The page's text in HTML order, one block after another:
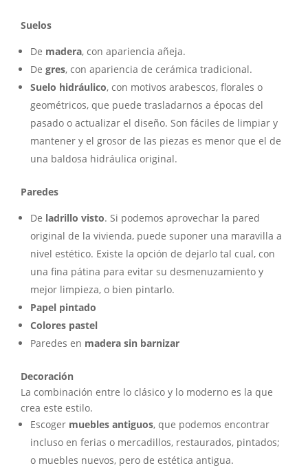
Suelos
De madera, con apariencia añeja.
De gres, con apariencia de cerámica tradicional.
Suelo hidráulico, con motivos arabescos, florales o
geométricos, que puede trasladarnos a épocas del
pasado o actualizar el diseño. Son fáciles de limpiar y
mantener y el grosor de las piezas es menor que el de
una baldosa hidráulica original.
Paredes
De ladrillo visto. Si podemos aprovechar la pared
original de la vivienda, puede suponer una maravilla a
nivel estético. Existe la opción de dejarlo tal cual, con
una fina pátina para evitar su desmenuzamiento y
mejor limpieza, o bien pintarlo.
Papel pintado
Colores pastel
Paredes en madera sin barnizar
Decoración
La combinación entre lo clásico y lo moderno es la que
crea este estilo.
Escoger muebles antiguos, que podemos encontrar
incluso en ferias o mercadillos, restaurados, pintados;
o muebles nuevos, pero de estética antigua.